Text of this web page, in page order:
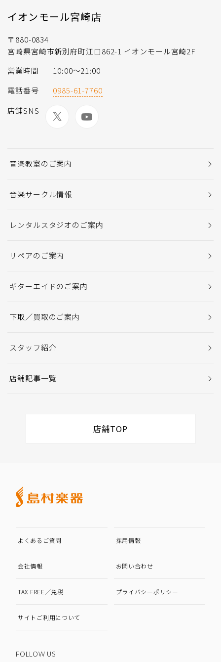
イオンモール宮崎店
〒880-0834
宮崎県宮崎市新別府町江口862-1 イオンモール宮崎2F
営業時間
10:00〜21:00
電話番号
0985-61-7760
店舗SNS
音楽教室のご案内
音楽サークル情報
レンタルスタジオのご案内
リペアのご案内
ギターエイドのご案内
下取／買取のご案内
スタッフ紹介
店舗記事一覧
店舗TOP
よくあるご質問 採用情報
会社情報 お問い合わせ
TAX FREE／免税 プライバシーポリシー
サイトご利用について
FOLLOW US